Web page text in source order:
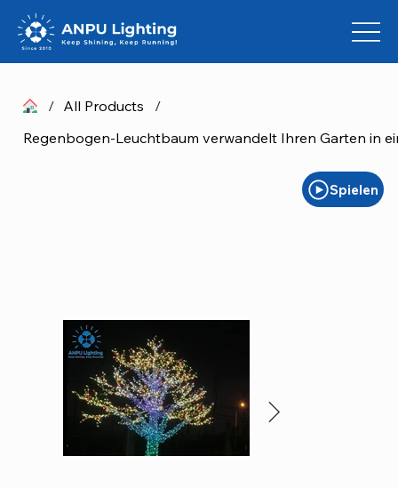
/ All Products
/
Regenbogen-Leuchtbaum verwandelt Ihren Garten in
Spielen